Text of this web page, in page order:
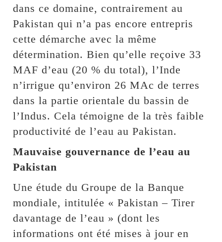
dans ce domaine, contrairement au
Pakistan qui n’a pas encore entrepris
cette démarche avec la même
détermination. Bien qu’elle reçoive 33
MAF d’eau (20 % du total), l’Inde
n’irrigue qu’environ 26 MAc de terres
dans la partie orientale du bassin de
l’Indus. Cela témoigne de la très faible
productivité de l’eau au Pakistan.
Mauvaise gouvernance de l’eau au
Pakistan
Une étude du Groupe de la Banque
mondiale, intitulée « Pakistan – Tirer
davantage de l’eau » (dont les
informations ont été mises à jour en